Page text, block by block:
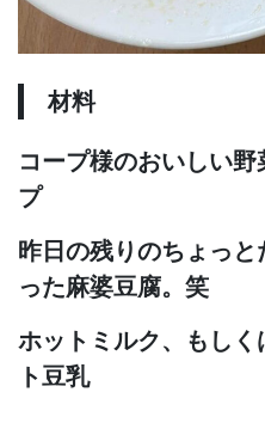
材料
コープ様のおいしい野
プ
昨日の残りのちょっと
った麻婆豆腐。笑
ホットミルク、もしく
ト豆乳